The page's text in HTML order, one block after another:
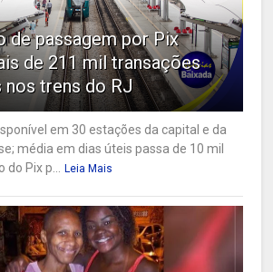
de passagem por Pix
de 211 mil transações
nos trens do RJ
em 30 estações da capital e da
média em dias úteis passa de 10 mil
Pix p...
Leia Mais